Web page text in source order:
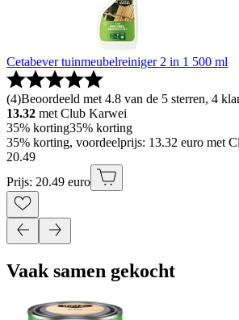
Cetabever tuinmeubelreiniger 2 in 1 500 ml
(4)Beoordeeld met 4.8 van de 5 sterren, 4
13.32 met Club Karwei
35% korting35% korting
35% korting, voordeelprijs: 13.32 euro met
20.49
Prijs: 20.49 euro
Vaak samen gekocht